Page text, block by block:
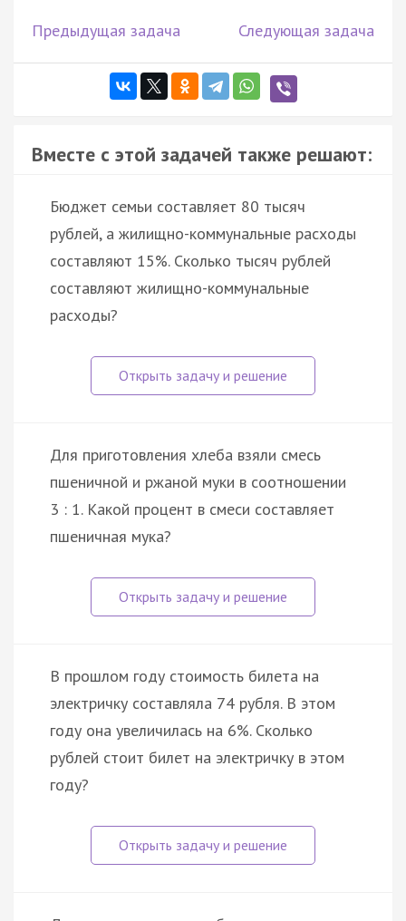
Предыдущая задача Следующая задача
Вместе с этой задачей также решают:
Бюджет семьи составляет 80 тысяч
рублей, а жилищно-коммунальные расходы
составляют 15%. Сколько тысяч рублей
составляют жилищно-коммунальные
расходы?
Для приготовления хлеба взяли смесь
пшеничной и ржаной муки в соотношении
3 : 1. Какой процент в смеси составляет
пшеничная мука?
В прошлом году стоимость билета на
электричку составляла 74 рубля. В этом
году она увеличилась на 6%. Сколько
рублей стоит билет на электричку в этом
году?